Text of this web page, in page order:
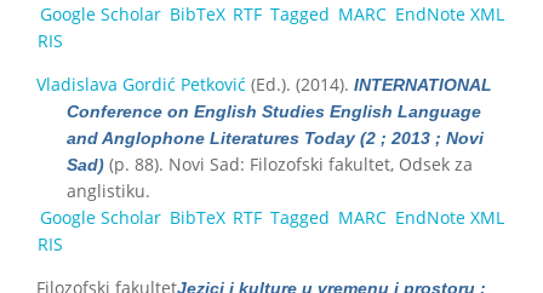
Google Scholar BibTeX RTF Tagged MARC EndNote XML
RIS
Vladislava Gordić Petković (Ed.). (2014). INTERNATIONAL
Conference on English Studies English Language
and Anglophone Literatures Today (2 ; 2013 ; Novi
Sad) (p. 88). Novi Sad: Filozofski fakultet, Odsek za
anglistiku.
Google Scholar BibTeX RTF Tagged MARC EndNote XML
RIS
Filozofski fakultetJezici i kulture u vremenu i prostoru :